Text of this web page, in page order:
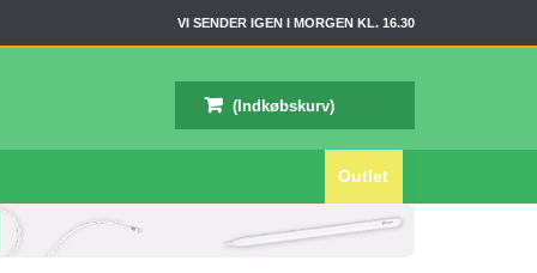
VI SENDER IGEN I MORGEN KL. 16.30
Outlet
(Indkøbskurv)